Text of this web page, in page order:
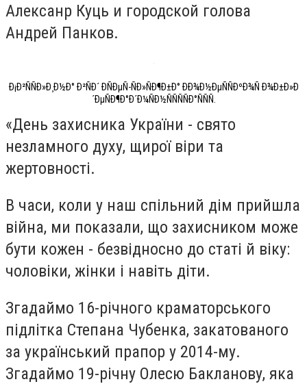
Алексанр Куць и городской голова
Андрей Панков.
Ð¡Ð²ÑÑÐ»Ð¸Ð½Ð° Ð²ÑÐ´ ÐÑÐµÑ-ÑÐ»ÑÐ¶Ð±Ð° ÐÐ¾Ð½ÐµÑÑÐºÐ¾Ñ Ð¾Ð±Ð»Ð
´ÐµÑÐ¶Ð°Ð´Ð¼ÑÐ½ÑÑÑÑÐ°ÑÑÑ.
«День захисника України - свято
незламного духу, щирої віри та
жертовності.
В часи, коли у наш спільний дім прийшла
війна, ми показали, що захисником може
бути кожен - безвідносно до статі й віку:
чоловіки, жінки і навіть діти.
Згадаймо 16-річного краматорського
підлітка Степана Чубенка, закатованого
за український прапор у 2014-му.
Згадаймо 19-річну Олесю Бакланову, яка